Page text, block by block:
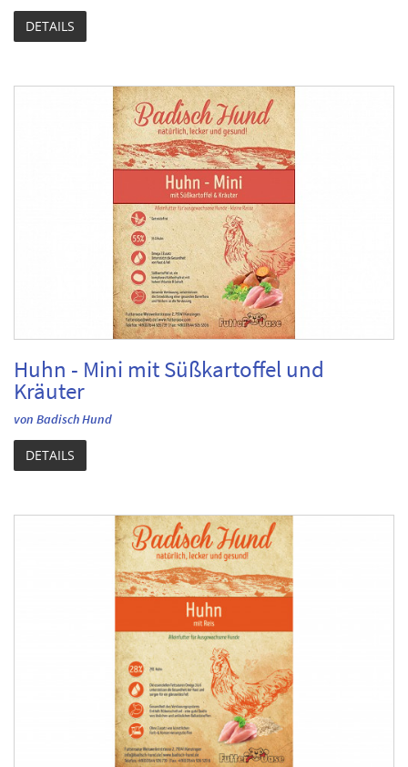
DETAILS
Huhn - Mini mit Süßkartoffel und
Kräuter
von Badisch Hund
DETAILS